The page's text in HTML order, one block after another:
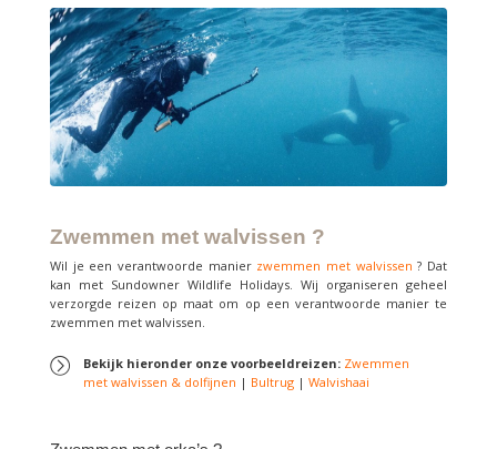
Zwemmen met walvissen ?
Wil je een verantwoorde manier zwemmen met walvissen ? Dat
kan met Sundowner Wildlife Holidays. Wij organiseren geheel
verzorgde reizen op maat om op een verantwoorde manier te
zwemmen met walvissen.
Bekijk hieronder onze voorbeeldreizen: Zwemmen
met walvissen & dolfijnen | Bultrug | Walvishaai